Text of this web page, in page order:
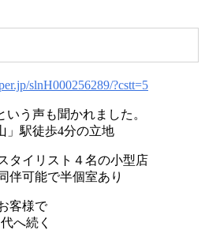
slnH000256289/?cstt=5
う声も聞かれました。
」駅徒歩4分の立地
タイリスト４名の小型店
伴可能で半個室あり
客様で
へ続く